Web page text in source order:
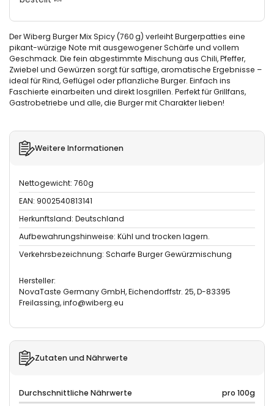
Der Wiberg Burger Mix Spicy (760 g) verleiht Burgerpatties eine
pikant-würzige Note mit ausgewogener Schärfe und vollem
Geschmack. Die fein abgestimmte Mischung aus Chili, Pfeffer,
Zwiebel und Gewürzen sorgt für saftige, aromatische Ergebnisse –
ideal für Rind, Geflügel oder pflanzliche Burger. Einfach ins
Faschierte einarbeiten und direkt losgrillen. Perfekt für Grillfans,
Gastrobetriebe und alle, die Burger mit Charakter lieben!
Weitere Informationen
Nettogewicht: 760g
EAN: 9002540813141
Herkunftsland: Deutschland
Aufbewahrungshinweise: Kühl und trocken lagern.
Verkehrsbezeichnung: Scharfe Burger Gewürzmischung
Hersteller:
NovaTaste Germany GmbH, Eichendorffstr. 25, D-83395
Freilassing, info@wiberg.eu
Zutaten und Nährwerte
Durchschnittliche Nährwerte
pro 100g